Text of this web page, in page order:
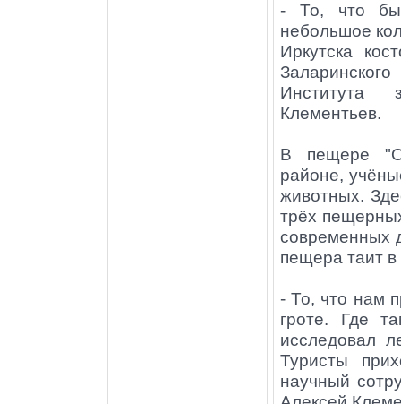
- То, что
небольшое
Иркутска
Института
Клементьев.
В пещере
районе,
животных.
трёх
современных
пещера таит
- То, что нам
гроте. Где
исследовал
Туристы
научный